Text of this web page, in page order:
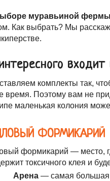
муравьиной фермы
Как выбрать? Мы
комплекты так,
время. Поэтому вам не
маленькая колония
ФОРМИКАРИЙ
формикарий — место,
токсичного клея и
Арена — самая большая